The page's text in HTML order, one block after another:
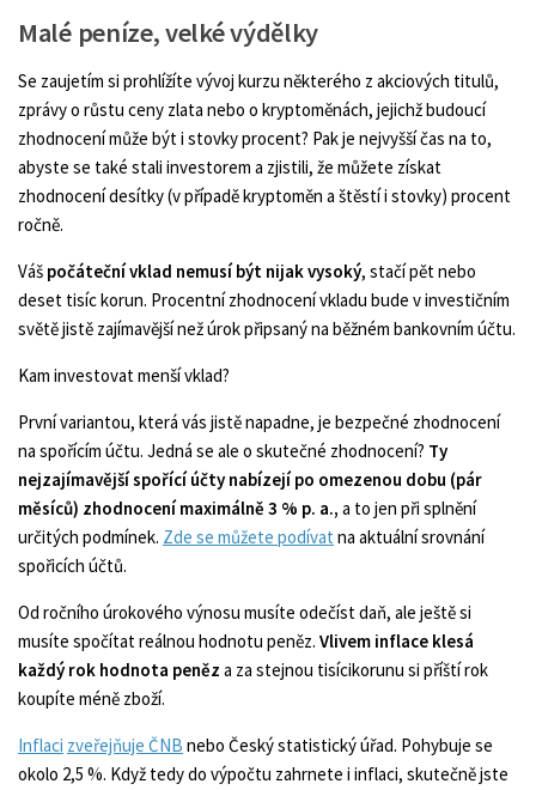
Malé peníze, velké výdělky
Se zaujetím si prohlížíte vývoj kurzu některého z akciových titulů,
zprávy o růstu ceny zlata nebo o kryptoměnách, jejichž budoucí
zhodnocení může být i stovky procent? Pak je nejvyšší čas na to,
abyste se také stali investorem a zjistili, že můžete získat
zhodnocení desítky (v případě kryptoměn a štěstí i stovky) procent
ročně.
Váš počáteční vklad nemusí být nijak vysoký, stačí pět nebo
deset tisíc korun. Procentní zhodnocení vkladu bude v investičním
světě jistě zajímavější než úrok připsaný na běžném bankovním účtu.
Kam investovat menší vklad?
První variantou, která vás jistě napadne, je bezpečné zhodnocení
na spořícím účtu. Jedná se ale o skutečné zhodnocení? Ty
nejzajímavější spořící účty nabízejí po omezenou dobu (pár
měsíců) zhodnocení maximálně 3 % p. a., a to jen při splnění
určitých podmínek. Zde se můžete podívat na aktuální srovnání
spořicích účtů.
Od ročního úrokového výnosu musíte odečíst daň, ale ještě si
musíte spočítat reálnou hodnotu peněz. Vlivem inflace klesá
každý rok hodnota peněz a za stejnou tisícikorunu si příští rok
koupíte méně zboží.
Inflaci zveřejňuje ČNB nebo Český statistický úřad. Pohybuje se
okolo 2,5 %. Když tedy do výpočtu zahrnete i inflaci, skutečně jste